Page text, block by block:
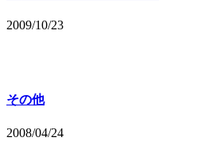
2009/10/23
その他
2008/04/24